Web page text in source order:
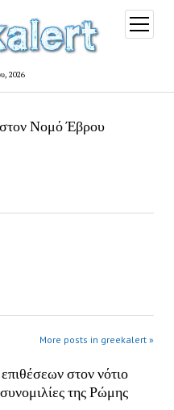
2026
open
menu
Νομό Έβρου
More posts in greekalert »
στον νότιο
της Ρώμης